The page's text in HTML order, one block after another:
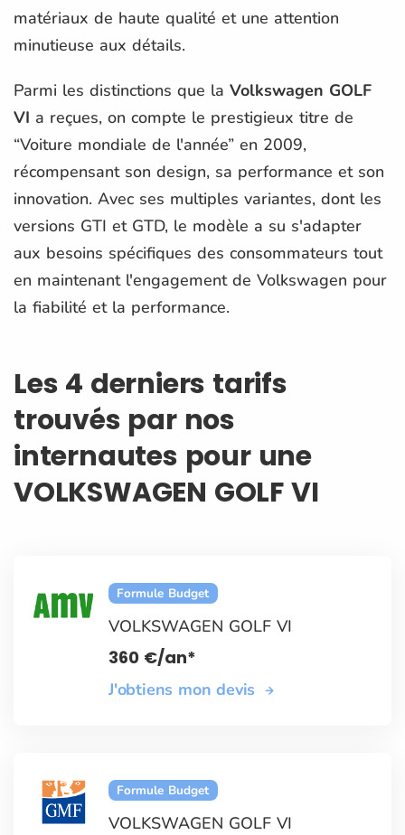
matériaux de haute qualité et une attention
minutieuse aux détails.
Parmi les distinctions que la Volkswagen GOLF
VI a reçues, on compte le prestigieux titre de
“Voiture mondiale de l'année” en 2009,
récompensant son design, sa performance et son
innovation. Avec ses multiples variantes, dont les
versions GTI et GTD, le modèle a su s'adapter
aux besoins spécifiques des consommateurs tout
en maintenant l'engagement de Volkswagen pour
la fiabilité et la performance.
Les 4 derniers tarifs
trouvés par nos
internautes pour une
VOLKSWAGEN GOLF VI
Formule Budget
VOLKSWAGEN GOLF VI
360 €/an*
J'obtiens mon devis
Formule Budget
VOLKSWAGEN GOLF VI